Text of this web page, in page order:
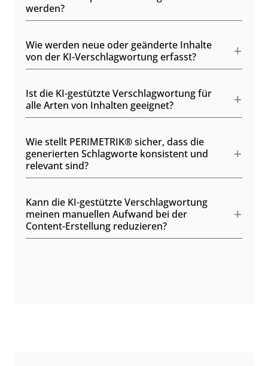
werden?
Wie werden neue oder geänderte Inhalte
von der KI-Verschlagwortung erfasst?
Ist die KI-gestützte Verschlagwortung für
alle Arten von Inhalten geeignet?
Wie stellt PERIMETRIK® sicher, dass die
generierten Schlagworte konsistent und
relevant sind?
Kann die KI-gestützte Verschlagwortung
meinen manuellen Aufwand bei der
Content-Erstellung reduzieren?